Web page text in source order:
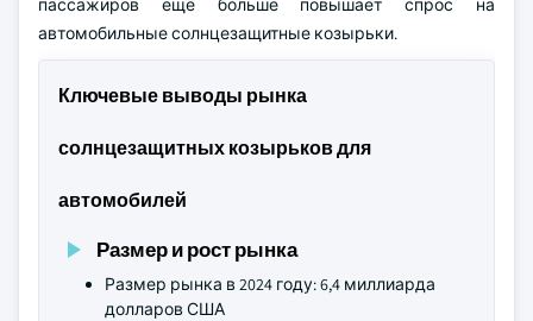
пассажиров еще больше повышает спрос на
автомобильные солнцезащитные козырьки.
Ключевые выводы рынка
солнцезащитных козырьков для
автомобилей
Размер и рост рынка
Размер рынка в 2024 году: 6,4 миллиарда
долларов США